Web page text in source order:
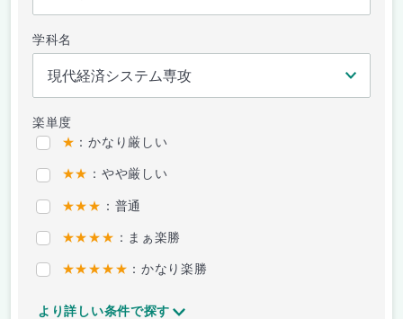
学科名
楽単度
★ ：かなり厳しい
★★ ：やや厳しい
★★★ ：普通
★★★★ ：まぁ楽勝
★★★★★ ：かなり楽勝
より詳しい条件で探す